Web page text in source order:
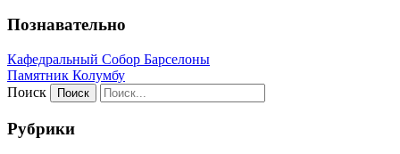
Познавательно
Кафeдрaльный Собор Барселоны
Пaмятник Колумбу
Поиск
Рубрики